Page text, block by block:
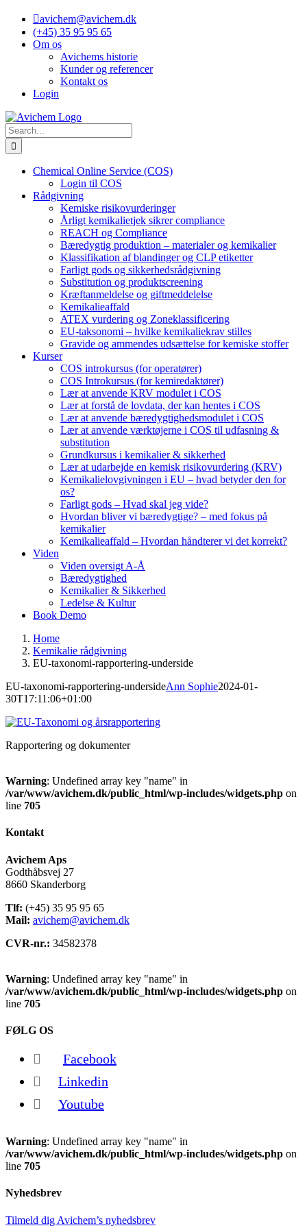
Skip
content
avichem@avichem.dk
(+45) 35 95 95 65
Om os
Avichems historie
Kunder og referencer
Kontakt os
Login
Search
for:
Chemical Online Service (COS)
Login til COS
Rådgivning
Kemiske risikovurderinger
Årligt kemikalietjek sikrer compliance
REACH og Compliance
Bæredygtig produktion – materialer og kemikalier
Klassifikation af blandinger og CLP etiketter
Farligt gods og sikkerhedsrådgivning
Substitution og produktscreening
Kræftanmeldelse og giftmeddelelse
Kemikalieaffald
ATEX vurdering og Zoneklassificering
EU-taksonomi – hvilke kemikaliekrav stilles
Gravide og ammendes udsættelse for kemiske stoffer
Kurser
COS introkursus (for operatører)
COS Introkursus (for kemiredaktører)
Lær at anvende KRV modulet i COS
Lær at forstå de lovdata, der kan hentes i COS
Lær at anvende bæredygtighedsmodulet i COS
Lær at anvende værktøjerne i COS til udfasning &
substitution
Grundkursus i kemikalier & sikkerhed
Lær at udarbejde en kemisk risikovurdering (KRV)
Kemikalielovgivningen i EU – hvad betyder den for
os?
Farligt gods – Hvad skal jeg vide?
Hvordan bliver vi bæredygtige? – med fokus på
kemikalier
Kemikalieaffald – Hvordan håndterer vi det korrekt?
Viden
Viden oversigt A-Å
Bæredygtighed
Kemikalier & Sikkerhed
Ledelse & Kultur
Book Demo
Home
Kemikalie rådgivning
EU-taxonomi-rapportering-underside
EU-taxonomi-rapportering-undersideAnn Sophie2024-01-
30T17:11:06+01:00
Rapportering og dokumenter
Warning: Undefined array key "name" in
/var/www/avichem.dk/public_html/wp-includes/widgets.php on
line 705
Kontakt
Avichem Aps
Godthåbsvej 27
8660 Skanderborg
Tlf: (+45) 35 95 95 65
Mail: avichem@avichem.dk
CVR-nr.: 34582378
Warning: Undefined array key "name" in
/var/www/avichem.dk/public_html/wp-includes/widgets.php on
line 705
FØLG OS
Facebook
Linkedin
Youtube
Warning: Undefined array key "name" in
/var/www/avichem.dk/public_html/wp-includes/widgets.php on
line 705
Nyhedsbrev
Tilmeld dig Avichem’s nyhedsbrev